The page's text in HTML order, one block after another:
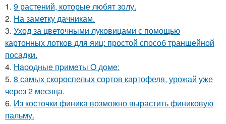
1. 9 растений, которые любят золу.
2. На заметку дачникам.
3. Уход за цветочными луковицами с помощью
картонных лотков для яиц: простой способ траншейной
посадки.
4. Нapoдныe пpимeты O дoмe:
5. 8 самых скороспелых сортов картофеля, урожай уже
через 2 месяца.
6. Из косточки финика возможно вырастить финиковую
пальму.